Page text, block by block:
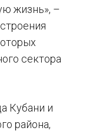
жизнь», –
сектора
Кубани и
района,